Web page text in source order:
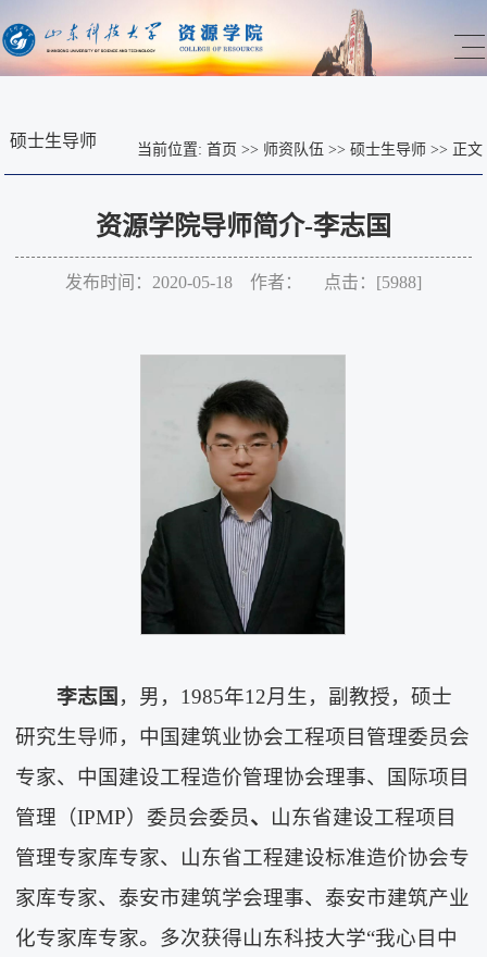
硕士生导师 当前位置: 首页 >> 师资队伍 >> 硕士生导师 >> 正文
资源学院导师简介-李志国
发布时间：2020-05-18 作者： 点击：[5988]
李志国 ，男，1985年12月生，副教授，硕士
研究生导师，中国建筑业协会工程项目管理委员会
专家、中国建设工程造价管理协会理事、国际项目
管理（IPMP）委员会委员、 山东省建设工程项目
管理专家库专家、山东省工程建设标准造价协会专
家库专家、泰安市建筑学会理事、泰安市建筑产业
化专家库专家。多次获得山东科技大学“我心目中